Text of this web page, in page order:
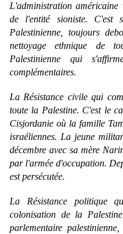
L'administration
de l'entité sioniste. C'est
Palestinienne, toujours
nettoyage ethnique de
Palestinienne qui
complémentaires.
La Résistance civile qui
toute la Palestine. C'est le
Cisjordanie où la famille
israéliennes. La jeune
décembre avec sa mère
par l'armée d'occupation.
est persécutée.
La Résistance politique
colonisation de la
parlementaire